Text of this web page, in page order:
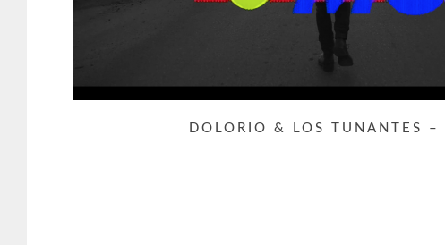
DOLORIO & LOS TUNANTES –